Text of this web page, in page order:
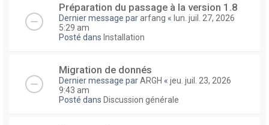
Préparation du passage à la version 1.8
Dernier message pararfang « lun. juil. 27, 2026
5:29 am
Posté dans Installation
Migration de donnés
Dernier message parARGH « jeu. juil. 23, 2026
9:43 am
Posté dans Discussion générale